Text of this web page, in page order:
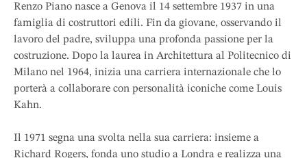
Renzo Piano nasce a Genova il 14 settembre 1937 in una
famiglia di costruttori edili. Fin da giovane, osservando il
lavoro del padre, sviluppa una profonda passione per la
costruzione. Dopo la laurea in Architettura al Politecnico di
Milano nel 1964, inizia una carriera internazionale che lo
porterà a collaborare con personalità iconiche come Louis
Kahn.
Il 1971 segna una svolta nella sua carriera: insieme a
Richard Rogers, fonda uno studio a Londra e realizza una